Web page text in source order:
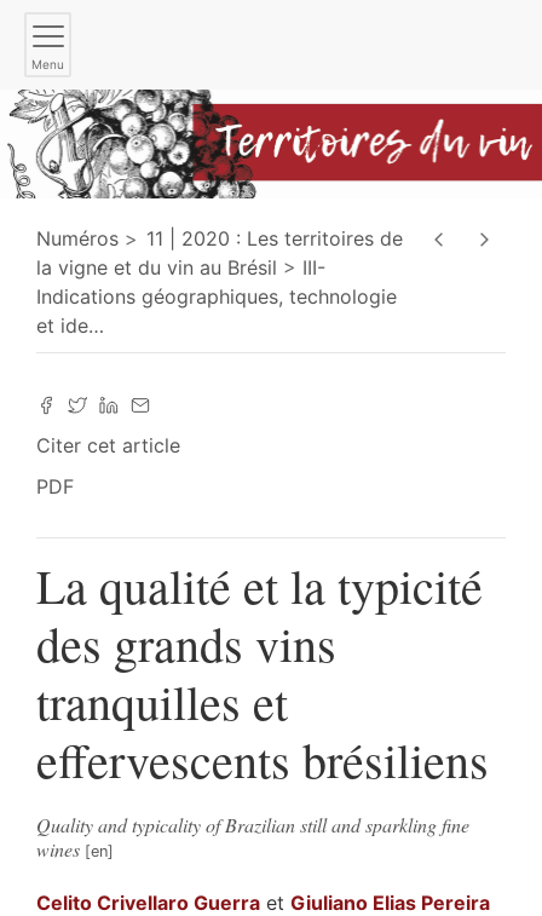
Menu
Numéros
11 | 2020 : Les territoires de
la vigne et du vin au Brésil
III-
Indications géographiques, technologie
et ide…
Citer cet article
PDF
La qualité et la typicité
des grands vins
tranquilles et
effervescents brésiliens
Quality and typicality of Brazilian still and sparkling fine
wines
Celito Crivellaro Guerra et Giuliano Elias Pereira